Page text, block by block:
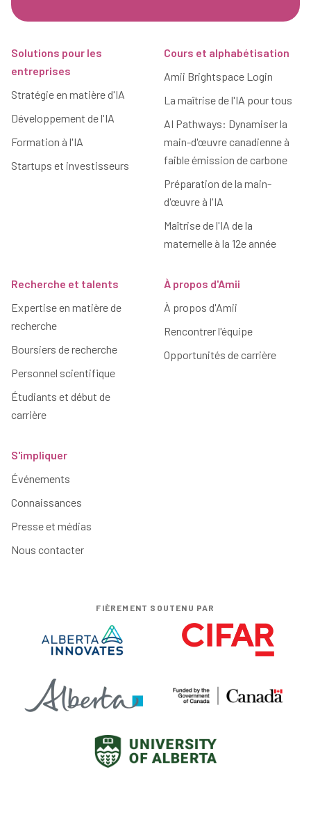
Solutions pour les
entreprises
Stratégie en matière d'IA
Développement de l'IA
Formation à l'IA
Startups et investisseurs
Cours et alphabétisation
Amii Brightspace Login
La maîtrise de l'IA pour tous
AI Pathways: Dynamiser la
main-d'œuvre canadienne à
faible émission de carbone
Préparation de la main-
d'œuvre à l'IA
Maîtrise de l'IA de la
maternelle à la 12e année
Recherche et talents
Expertise en matière de
recherche
Boursiers de recherche
Personnel scientifique
Étudiants et début de
carrière
À propos d'Amii
À propos d'Amii
Rencontrer l'équipe
Opportunités de carrière
S'impliquer
Événements
Connaissances
Presse et médias
Nous contacter
FIÈREMENT SOUTENU PAR